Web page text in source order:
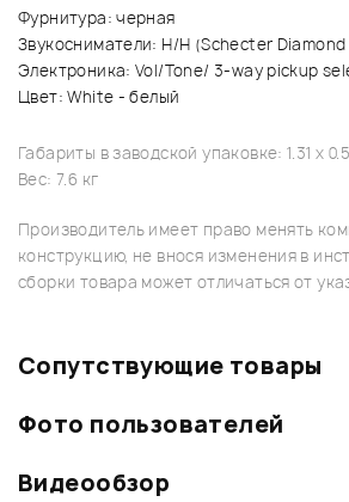
Фурнитура: черная
Звукосниматели: H/H (Schecter Diamond
Электроника: Vol/Tone/ 3-way pickup
Цвет: White - белый
Габариты в заводской упаковке: 1.31 x
Вес: 7.6 кг
Производитель имеет право менять
конструкцию, не внося изменения в
сборки товара может отличаться от
Сопутствующие товары
Фото пользователей
Загрузите свои фотографии
Видеообзор